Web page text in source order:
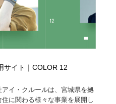
サイト｜COLOR 12
イ・クルールは、宮城県を拠
に関わる様々な事業を展開し